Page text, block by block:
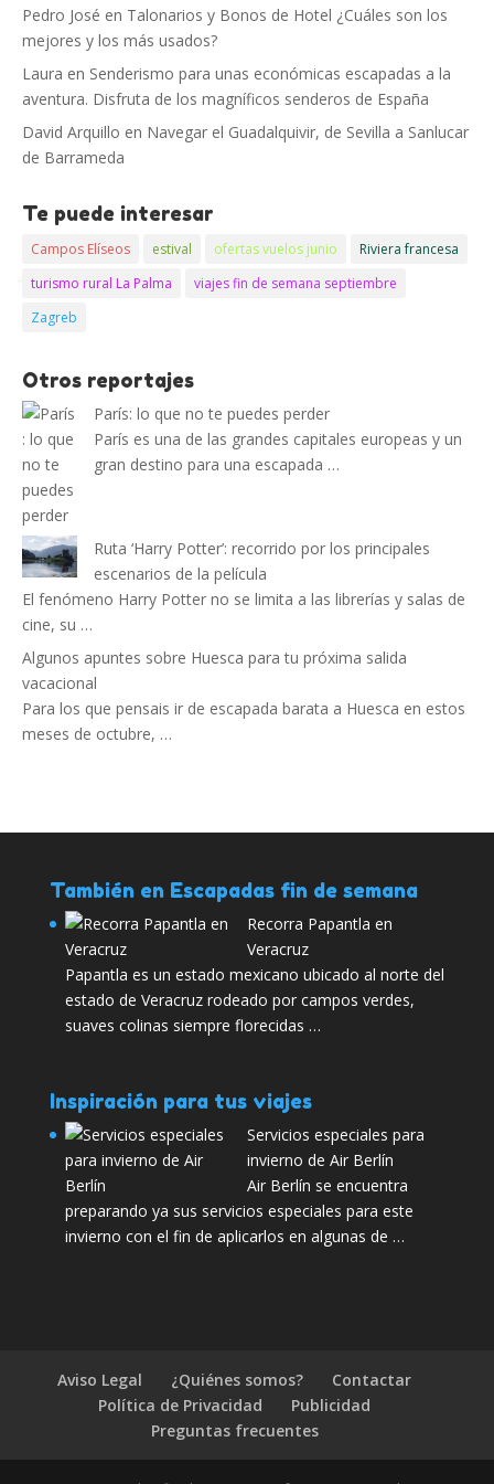
Pedro José en Talonarios y Bonos de Hotel ¿Cuáles son los
mejores y los más usados?
Laura en Senderismo para unas económicas escapadas a la
aventura. Disfruta de los magníficos senderos de España
David Arquillo en Navegar el Guadalquivir, de Sevilla a Sanlucar
de Barrameda
Te puede interesar
Campos Elíseos estival ofertas vuelos junio
Riviera francesa
turismo rural La Palma
viajes fin de semana septiembre
Zagreb
Otros reportajes
París: lo que no te puedes perder
París es una de las grandes capitales europeas y un
gran destino para una escapada …
Ruta ‘Harry Potter’: recorrido por los principales
escenarios de la película
El fenómeno Harry Potter no se limita a las librerías y salas de
cine, su …
Algunos apuntes sobre Huesca para tu próxima salida
vacacional
Para los que pensais ir de escapada barata a Huesca en estos
meses de octubre, …
También en Escapadas fin de semana
Recorra Papantla en
Veracruz
Papantla es un estado mexicano ubicado al norte del
estado de Veracruz rodeado por campos verdes,
suaves colinas siempre florecidas …
Inspiración para tus viajes
Servicios especiales para
invierno de Air Berlín
Air Berlín se encuentra
preparando ya sus servicios especiales para este
invierno con el fin de aplicarlos en algunas de …
Aviso Legal ¿Quiénes somos?
Contactar
Política de Privacidad
Publicidad
Preguntas frecuentes